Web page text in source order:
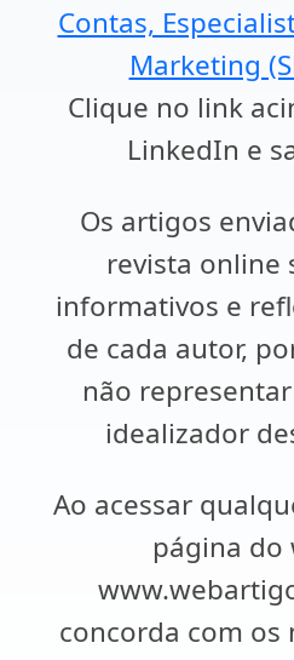
Contas,
Marketing
Clique no link
LinkedIn e
Os artigos
revista online
informativos e
de cada autor,
não
idealizador
Ao acessar
página do
concorda com os